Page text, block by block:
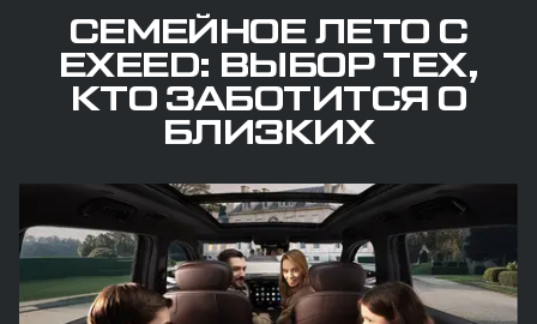
СЕМЕЙНОЕ ЛЕТО С
EXEED: ВЫБОР ТЕХ,
КТО ЗАБОТИТСЯ О
БЛИЗКИХ